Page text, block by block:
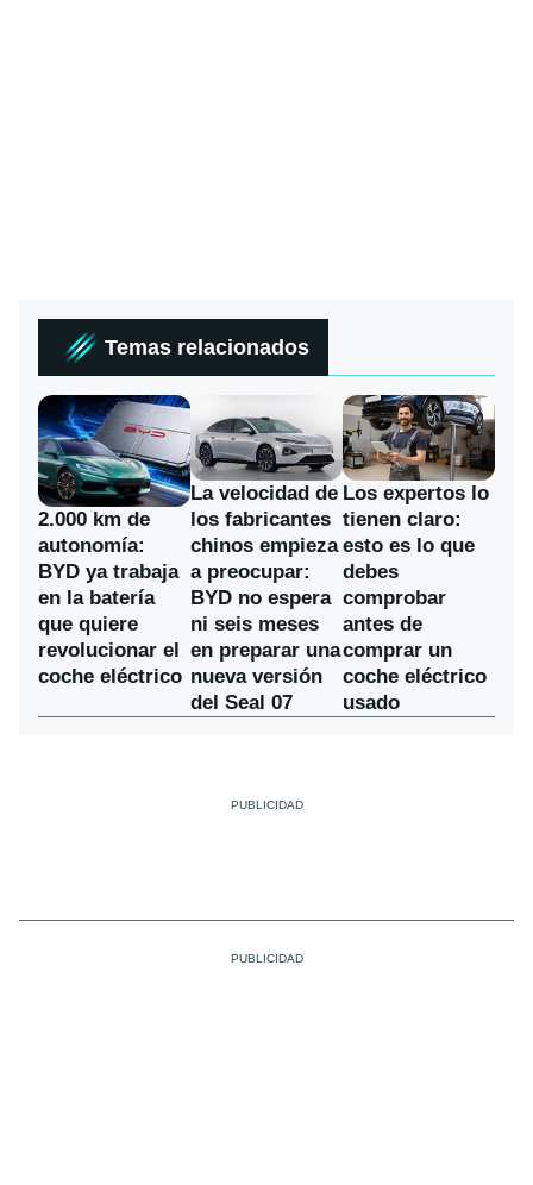
Temas relacionados
2.000 km de
autonomía:
BYD ya trabaja
en la batería
que quiere
revolucionar el
coche eléctrico
La velocidad de
los fabricantes
chinos empieza
a preocupar:
BYD no espera
ni seis meses
en preparar una
nueva versión
del Seal 07
Los expertos lo
tienen claro:
esto es lo que
debes
comprobar
antes de
comprar un
coche eléctrico
usado